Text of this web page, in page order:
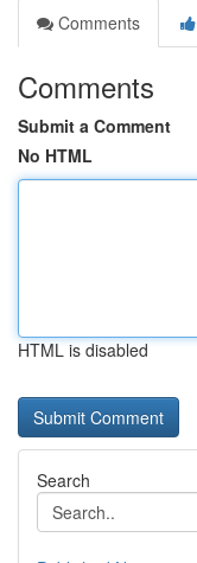
Comments
Comments
Submit a Comment
No HTML
HTML is disabled
Search